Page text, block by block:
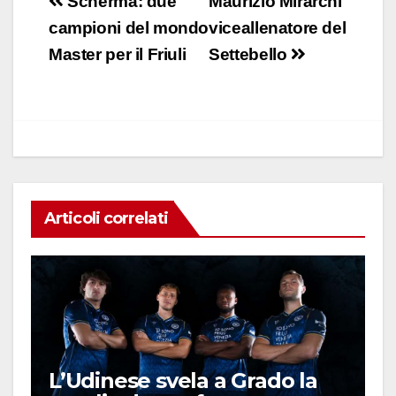
e
b
s
A
e
dI
di
vi
articoli
viceallenatore del
Settebello
campioni del mondo
Master per il Friuli
Articoli correlati
L’Udinese svela a Grado la